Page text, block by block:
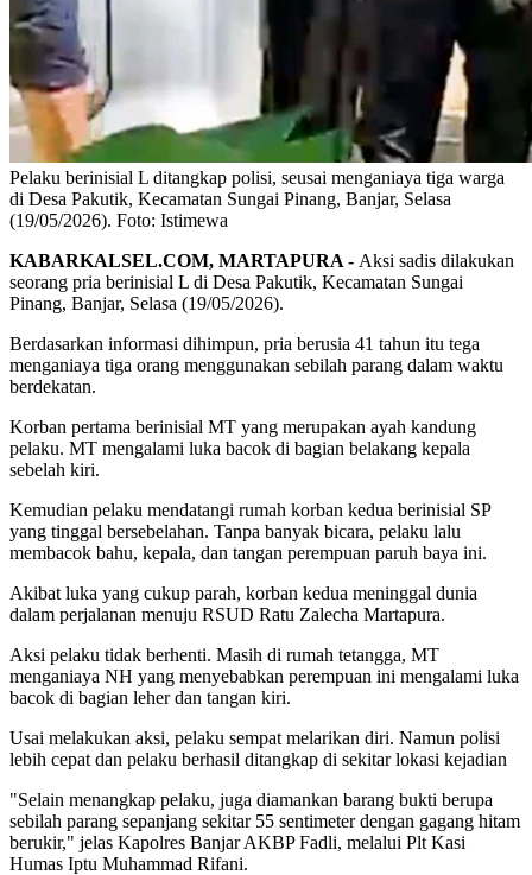
Pelaku berinisial L ditangkap polisi, seusai menganiaya tiga warga
di Desa Pakutik, Kecamatan Sungai Pinang, Banjar, Selasa
(19/05/2026). Foto: Istimewa
KABARKALSEL.COM, MARTAPURA - Aksi sadis dilakukan
seorang pria berinisial L di Desa Pakutik, Kecamatan Sungai
Pinang, Banjar, Selasa (19/05/2026).
Berdasarkan informasi dihimpun, pria berusia 41 tahun itu tega
menganiaya tiga orang menggunakan sebilah parang dalam waktu
berdekatan.
Korban pertama berinisial MT yang merupakan ayah kandung
pelaku. MT mengalami luka bacok di bagian belakang kepala
sebelah kiri.
Kemudian pelaku mendatangi rumah korban kedua berinisial SP
yang tinggal bersebelahan. Tanpa banyak bicara, pelaku lalu
membacok bahu, kepala, dan tangan perempuan paruh baya ini.
Akibat luka yang cukup parah, korban kedua meninggal dunia
dalam perjalanan menuju RSUD Ratu Zalecha Martapura.
Aksi pelaku tidak berhenti. Masih di rumah tetangga, MT
menganiaya NH yang menyebabkan perempuan ini mengalami luka
bacok di bagian leher dan tangan kiri.
Usai melakukan aksi, pelaku sempat melarikan diri. Namun polisi
lebih cepat dan pelaku berhasil ditangkap di sekitar lokasi kejadian
"Selain menangkap pelaku, juga diamankan barang bukti berupa
sebilah parang sepanjang sekitar 55 sentimeter dengan gagang hitam
berukir," jelas Kapolres Banjar AKBP Fadli, melalui Plt Kasi
Humas Iptu Muhammad Rifani.